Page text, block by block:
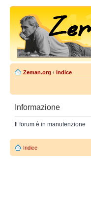
Zeman.org ‹ Indice
Informazione
Il forum è in manutenzione
Indice